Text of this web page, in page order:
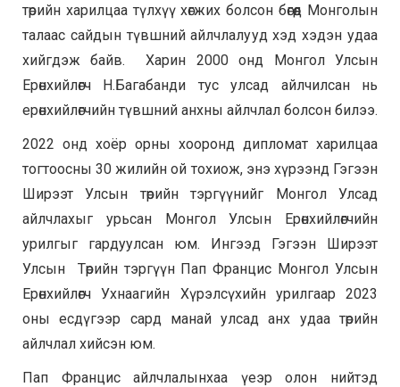
төрийн харилцаа түлхүү хөгжих болсон бөгөөд Монголын
талаас сайдын түвшний айлчлалууд хэд хэдэн удаа
хийгдэж байв. Харин 2000 онд Монгол Улсын
Ерөнхийлөгч Н.Багабанди тус улсад айлчилсан нь
ерөнхийлөгчийн түвшний анхны айлчлал болсон билээ.
2022 онд хоёр орны хооронд дипломат харилцаа
тогтоосны 30 жилийн ой тохиож, энэ хүрээнд Гэгээн
Ширээт Улсын төрийн тэргүүнийг Монгол Улсад
айлчлахыг урьсан Монгол Улсын Ерөнхийлөгчийн
урилгыг гардуулсан юм. Ингээд Гэгээн Ширээт
Улсын Төрийн тэргүүн Пап Францис Монгол Улсын
Ерөнхийлөгч Ухнаагийн Хүрэлсүхийн урилгаар 2023
оны есдүгээр сард манай улсад анх удаа төрийн
айлчлал хийсэн юм.
Пап Францис айлчлалынхаа үеэр олон нийтэд